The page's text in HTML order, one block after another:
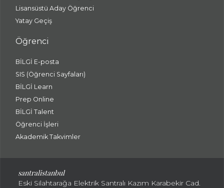
Lisansüstü Aday Öğrenci
Yatay Geçiş
Öğrenci
BİLGİ E-posta
SIS (Öğrenci Sayfaları)
BİLGİ Learn
Prep Online
BİLGİ Talent
Öğrenci İşleri
Akademik Takvimler
santralistanbul
Eski Silahtarağa Elektrik Santralı Kazım Karabekir Cad.